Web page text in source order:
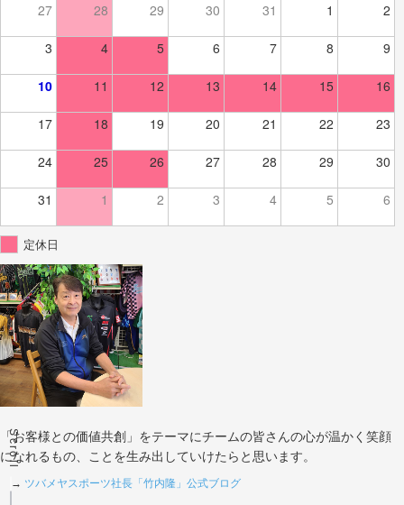
Scroll
27 28 29 30 31 1 2
3 4 5 6 7 8 9
10 11 12 13 14 15 16
17 18 19 20 21 22 23
24 25 26 27 28 29 30
31 1 2 3 4 5 6
定休日
「お客様との価値共創」をテーマにチームの皆さんの心が温かく笑顔
になれるもの、ことを生み出していけたらと思います。
→ ツバメヤスポーツ社長「竹内隆」公式ブログ